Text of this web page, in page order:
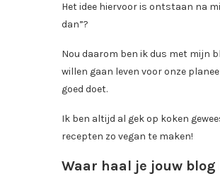
Het idee hiervoor is ontstaan na
dan”?
Nou daarom ben ik dus met mijn
willen gaan leven voor onze
goed doet.
Ik ben altijd al gek op koken
recepten zo vegan te maken!
Waar haal je jouw